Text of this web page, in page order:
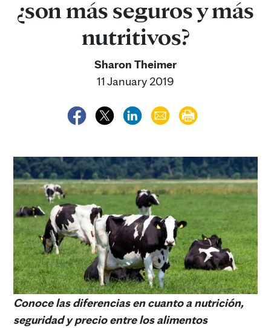
¿son más seguros y más
nutritivos?
Sharon Theimer
11 January 2019
Conoce las diferencias en cuanto a nutrición,
seguridad y precio entre los alimentos